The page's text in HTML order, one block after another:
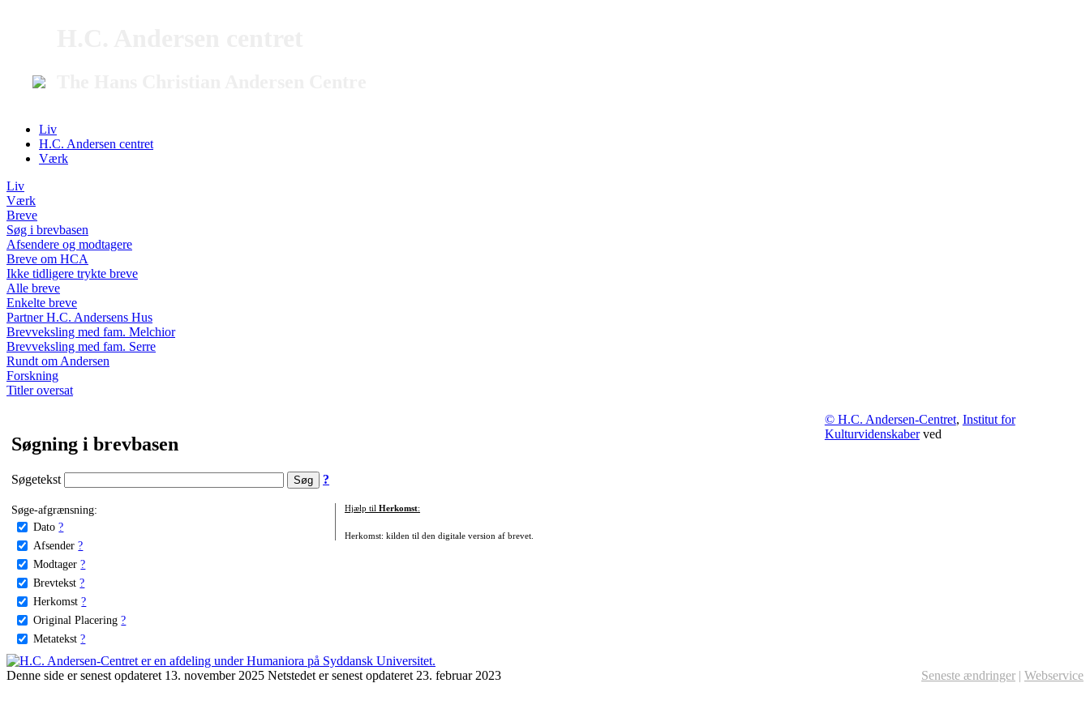
Liv
H.C. Andersen centret
Værk
Liv
Værk
Breve
Søg i brevbasen
Afsendere og modtagere
Breve om HCA
Ikke tidligere trykte breve
Alle breve
Enkelte breve
Partner H.C. Andersens Hus
Brevveksling med fam. Melchior
Brevveksling med fam. Serre
Rundt om Andersen
Forskning
Titler oversat
Søgning i brevbasen
Søgetekst ?
Søge-afgrænsning:
Dato ?
Afsender ?
Modtager ?
Brevtekst ?
Herkomst ?
Original Placering ?
Metatekst ?
Hjælp til Herkomst:
Herkomst: kilden til den digitale version af brevet.
© H.C. Andersen-Centret, Institut for
Kulturvidenskaberved
Denne side er senest opdateret 13. november 2025 Netstedet er senest opdateret 23. februar 2023 Seneste ændringer | Webservice